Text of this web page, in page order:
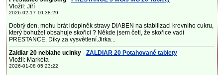
Vložil: Jiří
2026-02-17 10:38:29
Dobrý den, mohu brát idoplněk stravy DIABEN na stabilizaci krevního cukru,
který bohužel obsahuje skořici ? Někde jsem četl, že skořice vadí
PRESTANCE. Díky za vysvětlení.Jirka...
Zaldiar 20 neblahe ucinky- ZALDIAR 20 Potahované tablety
Vložil: Markéta
2026-01-08 05:23:22